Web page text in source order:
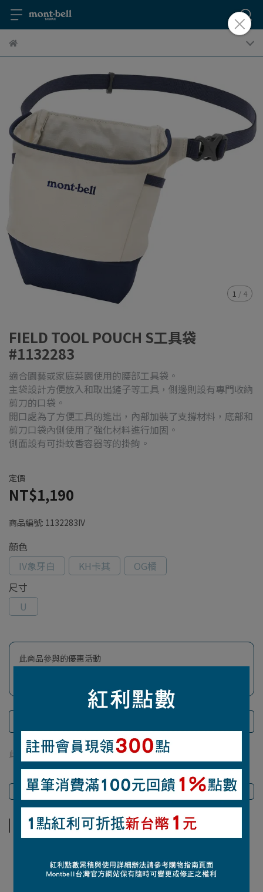
1 / 4
FIELD TOOL POUCH S工具袋
#1132283
適合園藝或家庭菜園使用的腰部工具袋。
主袋設計方便放入和取出鏟子等工具，側邊則設有專門收納
剪刀的口袋。
開口處為了方便工具的進出，內部加裝了支撐材料，底部和
剪刀口袋內側使用了強化材料進行加固。
側面設有可掛蚊香容器等的掛鉤。
定價
NT$1,190
商品編號: 1132283IV
顏色
IV象牙白
KH卡其
OG橘
尺寸
U
此商品參與的優惠活動
此商品 「 最高 」可以折抵紅利238點 (約等於
商品介紹
商品介紹
【重量】113克
【尺寸】高20 x 寬15 x 深6公分